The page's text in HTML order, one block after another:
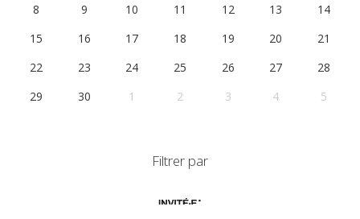
8
9 10 11 12 13
14
15
16 17 18 19 20
21
22
23 24 25 26 27
28
29
30 1 2 3 4 5
Filtrer par